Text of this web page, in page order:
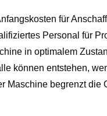
für
Personal für
in optimalem
können entstehen,
Maschine begrenzt die